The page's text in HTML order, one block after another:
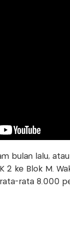
bulan lalu,
2 ke Blok M.
rata 8.000